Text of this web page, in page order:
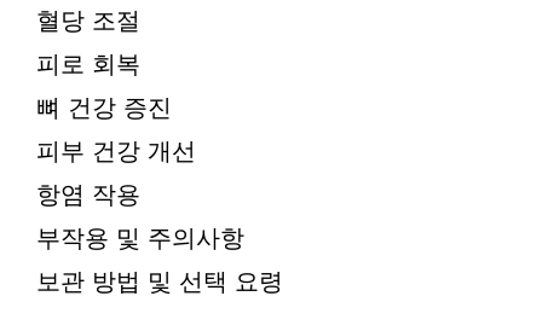
혈당 조절
피로 회복
뼈 건강 증진
피부 건강 개선
항염 작용
부작용 및 주의사항
보관 방법 및 선택 요령